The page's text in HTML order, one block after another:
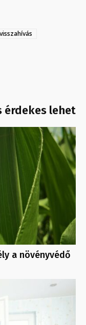
érdekes lehet
a növényvédő